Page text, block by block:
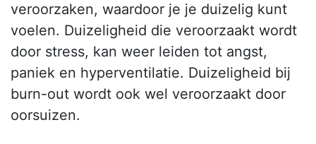
veroorzaken, waardoor je je duizelig kunt
voelen. Duizeligheid die veroorzaakt wordt
door stress, kan weer leiden tot angst,
paniek en hyperventilatie. Duizeligheid bij
burn-out wordt ook wel veroorzaakt door
oorsuizen.